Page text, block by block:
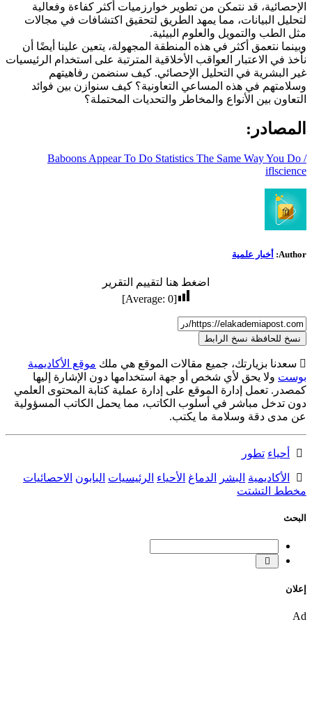
الإحصائية، قد نتمكن من تطوير خوارزميات أكثر كفاءة وفعالية
لتحليل البيانات، مما يمهد الطريق لتحقيق اكتشافات في مجالات
مثل الطب والتمويل والعلوم البيئية.
وبينما نتعمق أكثر في هذه المنطقة المجهولة، يتعين علينا أيضًا أن
نأخذ في الاعتبار العواقب الأخلاقية المترتبة على استخدام الرئيسيات
غير البشرية في التحليل الإحصائي. كيف سنضمن رفاهيتهم
وسلامتهم في هذه المساعي التعاونية؟ كيف سنوازن بين فوائد
التعاون بين الأنواع والمخاطر والتحديات المحتملة؟
المصادر:
Baboons Appear To Do Statistics The Same Way You Do /
iflscience
Author: أخبار علمية
اضغط هنا لتقييم التقرير
[Average:
0
]
نسخ للحافظةنسخ الرابط
سعدنا بزيارتك، جميع مقالات الموقع هي ملك موقع الأكاديمية
بوستولا يحق لأي شخص أو جهة استخدامها دون الإشارة إليها
كمصدر. تعمل إدارة الموقع على إدارة عملية كتابة المحتوى العلمي
دون تدخل مباشر في أسلوب الكاتب، مما يحمل الكاتب المسؤولية
عن مدى دقة وسلامة ما يكتب.
أحياء تطور
الأكاديمية البشر الدماغ الأحياء الرئيسيات البابون
الاحصائيات
مخطط التشتت
البحث
إعلان
Ad